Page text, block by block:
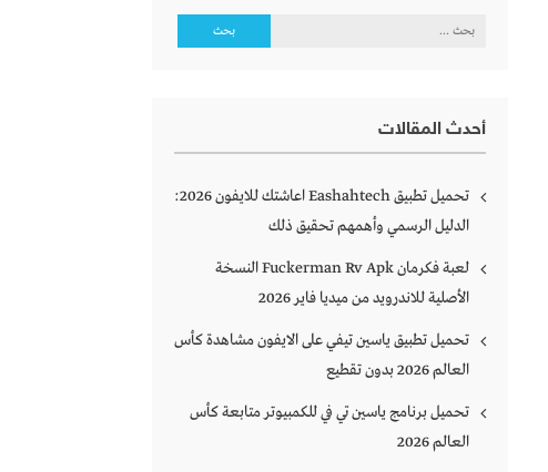
البحث
أحدث المقالات
تحميل تطبيق Eashahtech اعاشتك للايفون 2026:
الدليل الرسمي وأهمهم تحقيق ذلك
لعبة فكرمان Fuckerman Rv Apk النسخة
الأصلية للاندرويد من ميديا فاير 2026
تحميل تطبيق ياسين تيفي على الايفون مشاهدة كأس
العالم 2026 بدون تقطيع
تحميل برنامج ياسين تي في للكمبيوتر متابعة كأس
العالم 2026